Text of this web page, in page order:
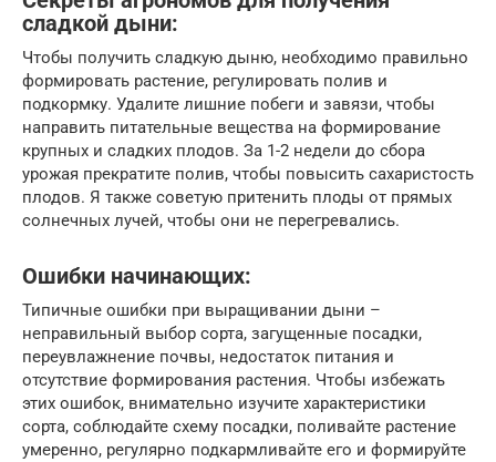
сладкой дыни:
Чтобы получить сладкую дыню, необходимо правильно
формировать растение, регулировать полив и
подкормку. Удалите лишние побеги и завязи, чтобы
направить питательные вещества на формирование
крупных и сладких плодов. За 1-2 недели до сбора
урожая прекратите полив, чтобы повысить сахаристость
плодов. Я также советую притенить плоды от прямых
солнечных лучей, чтобы они не перегревались.
Ошибки начинающих:
Типичные ошибки при выращивании дыни –
неправильный выбор сорта, загущенные посадки,
переувлажнение почвы, недостаток питания и
отсутствие формирования растения. Чтобы избежать
этих ошибок, внимательно изучите характеристики
сорта, соблюдайте схему посадки, поливайте растение
умеренно, регулярно подкармливайте его и формируйте